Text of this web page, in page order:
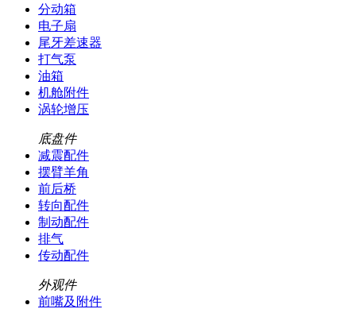
分动箱
电子扇
尾牙差速器
打气泵
油箱
机舱附件
涡轮增压
底盘件
减震配件
摆臂羊角
前后桥
转向配件
制动配件
排气
传动配件
外观件
前嘴及附件